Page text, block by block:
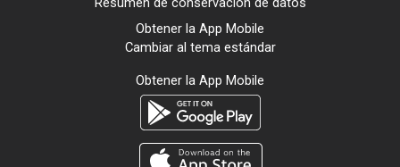
Obtener la App Mobile
Cambiar al tema estándar
Obtener la App Mobile